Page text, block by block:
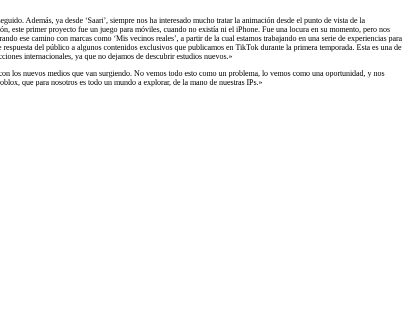
Además, ya desde ‘Saari’, siempre nos ha interesado mucho tratar la animación desde el punto de vista de la
este primer proyecto fue un juego para móviles, cuando no existía ni el iPhone. Fue una locura en su momento, pero nos
ese camino con marcas como ‘Mis vecinos reales’, a partir de la cual estamos trabajando en una serie de experiencias para
del público a algunos contenidos exclusivos que publicamos en TikTok durante la primera temporada. Esta es una de
internacionales, ya que no dejamos de descubrir estudios nuevos.»
los nuevos medios que van surgiendo. No vemos todo esto como un problema, lo vemos como una oportunidad, y nos
que para nosotros es todo un mundo a explorar, de la mano de nuestras IPs.»